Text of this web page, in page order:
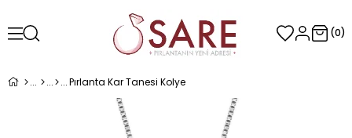
0
Pırlanta Kar Tanesi Kolye